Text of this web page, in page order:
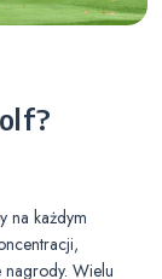
na każdym
nagrody. Wielu